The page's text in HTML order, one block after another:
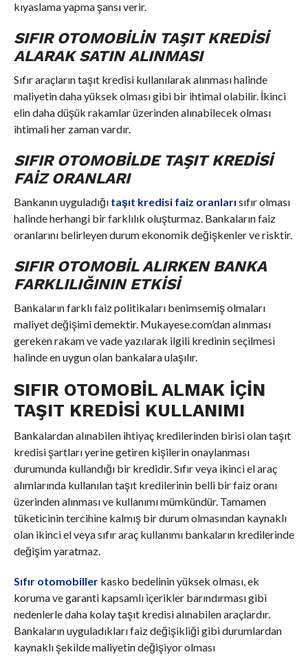
kıyaslama yapma şansı verir.
SIFIR OTOMOBILIN TAŞIT KREDISI
ALARAK SATIN ALINMASI
Sıfır araçların taşıt kredisi kullanılarak alınması halinde
maliyetin daha yüksek olması gibi bir ihtimal olabilir. İkinci
elin daha düşük rakamlar üzerinden alınabilecek olması
ihtimali her zaman vardır.
SIFIR OTOMOBILDE TAŞIT KREDISI
FAIZ ORANLARI
Bankanın uyguladığı taşıt kredisi faiz oranları sıfır olması
halinde herhangi bir farklılık oluşturmaz. Bankaların faiz
oranlarını belirleyen durum ekonomik değişkenler ve risktir.
SIFIR OTOMOBIL ALIRKEN BANKA
FARKLILIĞININ ETKISI
Bankaların farklı faiz politikaları benimsemiş olmaları
maliyet değişimi demektir. Mukayese.com’dan alınması
gereken rakam ve vade yazılarak ilgili kredinin seçilmesi
halinde en uygun olan bankalara ulaşılır.
SIFIR OTOMOBIL ALMAK İÇIN
TAŞIT KREDISI KULLANIMI
Bankalardan alınabilen ihtiyaç kredilerinden birisi olan taşıt
kredisi şartları yerine getiren kişilerin onaylanması
durumunda kullandığı bir kredidir. Sıfır veya ikinci el araç
alımlarında kullanılan taşıt kredilerinin belli bir faiz oranı
üzerinden alınması ve kullanımı mümkündür. Tamamen
tüketicinin tercihine kalmış bir durum olmasından kaynaklı
olan ikinci el veya sıfır araç kullanımı bankaların kredilerinde
değişim yaratmaz.
Sıfır otomobiller kasko bedelinin yüksek olması, ek
koruma ve garanti kapsamlı içerikler barındırması gibi
nedenlerle daha kolay taşıt kredisi alınabilen araçlardır.
Bankaların uyguladıkları faiz değişikliği gibi durumlardan
kaynaklı şekilde maliyetin değişiyor olması